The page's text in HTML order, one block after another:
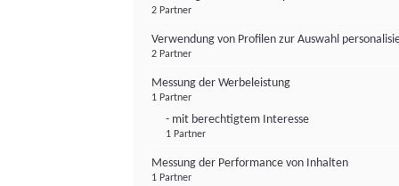
2 Partner
Verwendung von Profilen zur Auswahl
2 Partner
Messung der Werbeleistung
1 Partner
- mit berechtigtem Interesse
1 Partner
Messung der Performance von Inhalten
1 Partner